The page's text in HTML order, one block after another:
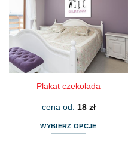
można
wybrać
na
stronie
produktu
Plakat czekolada
cena od: 18 zł
WYBIERZ OPCJE